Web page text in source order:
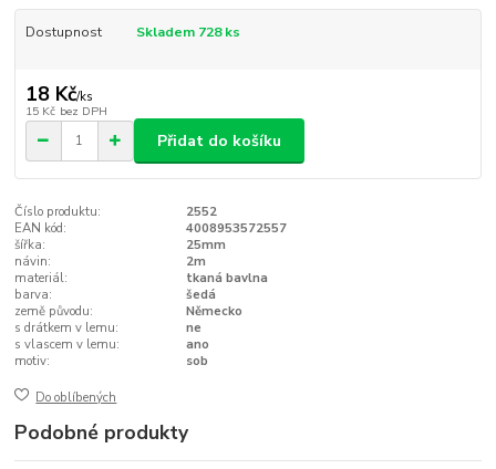
Dostupnost Skladem 728 ks
18 Kč/ks
15 Kč bez DPH
Přidat do košíku
Číslo produktu:
2552
EAN kód:
4008953572557
šířka:
25mm
návin:
2m
materiál:
tkaná bavlna
barva:
šedá
země původu:
Německo
s drátkem v lemu:
ne
s vlascem v lemu:
ano
motiv:
sob
Do oblíbených
Podobné produkty